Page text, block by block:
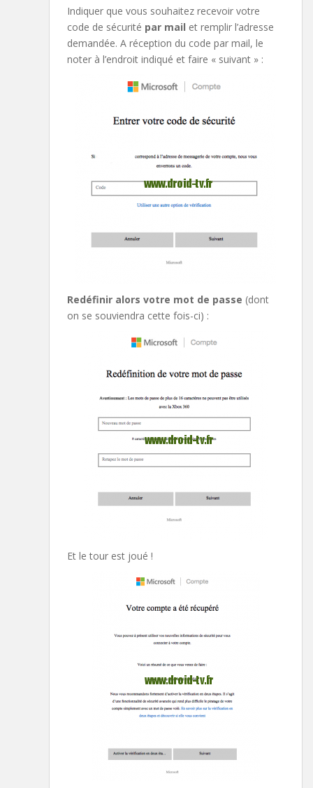
Indiquer que vous souhaitez recevoir votre
code de sécurité par mail et remplir l’adresse
demandée. A réception du code par mail, le
noter à l’endroit indiqué et faire « suivant » :
Redéfinir alors votre mot de passe (dont
on se souviendra cette fois-ci) :
Et le tour est joué !